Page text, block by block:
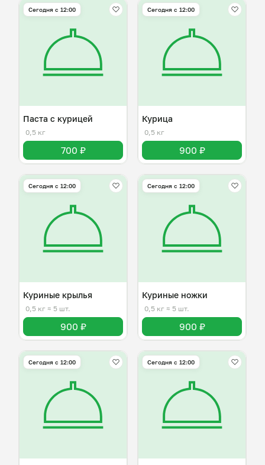
Сегодня с 12:00
Паста с курицей
0,5 кг
700 ₽
Сегодня с 12:00
Курица
0,5 кг
900 ₽
Сегодня с 12:00
Куриные крылья
0,5 кг ≈ 5 шт.
900 ₽
Сегодня с 12:00
Куриные ножки
0,5 кг ≈ 5 шт.
900 ₽
Сегодня с 12:00 Сегодня с 12:00